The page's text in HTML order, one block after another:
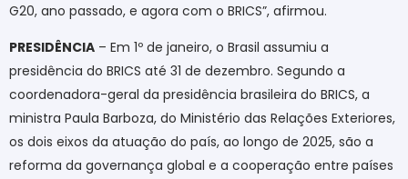
G20, ano passado, e agora com o BRICS”, afirmou.
PRESIDÊNCIA – Em 1º de janeiro, o Brasil assumiu a
presidência do BRICS até 31 de dezembro. Segundo a
coordenadora-geral da presidência brasileira do BRICS, a
ministra Paula Barboza, do Ministério das Relações Exteriores,
os dois eixos da atuação do país, ao longo de 2025, são a
reforma da governança global e a cooperação entre países